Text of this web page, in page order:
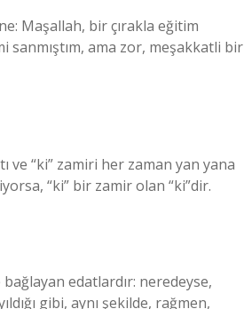
Maşallah, bir çırakla eğitim
sanmıştım, ama zor, meşakkatli bir
ve “ki” zamiri her zaman yan yana
“ki” bir zamir olan “ki”dir.
edatlardır: neredeyse,
gibi, aynı şekilde, rağmen,